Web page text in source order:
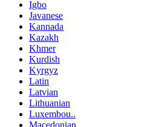
Igbo
Javanese
Kannada
Kazakh
Khmer
Kurdish
Kyrgyz
Latin
Latvian
Lithuanian
Luxembou..